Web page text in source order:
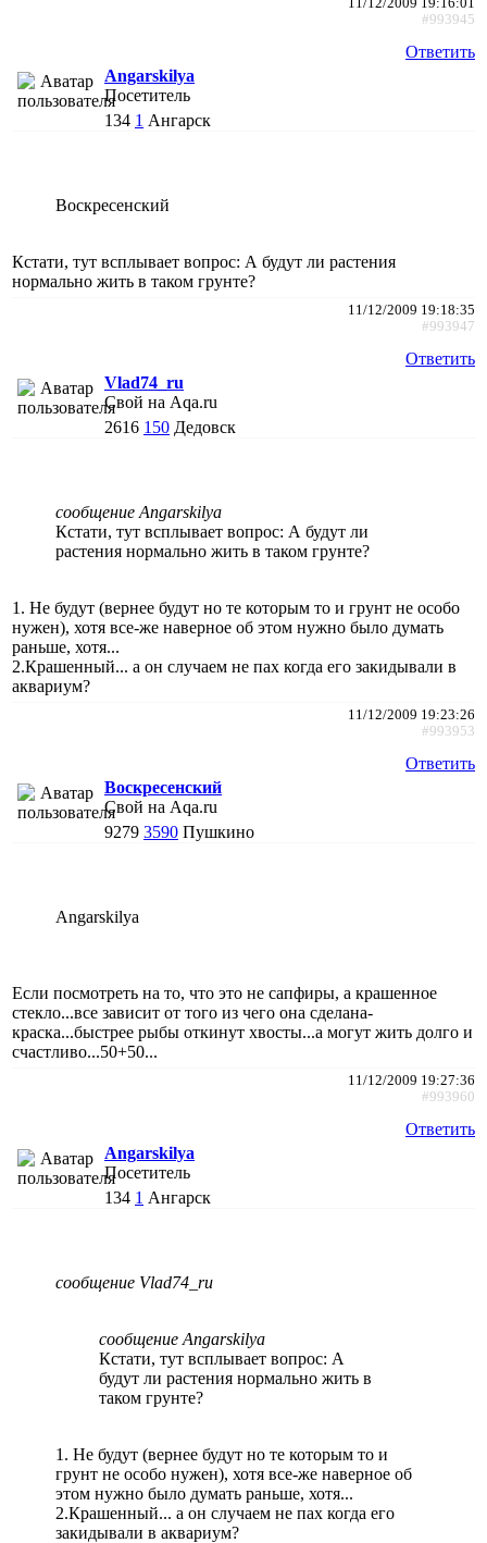
11/12/2009 19:16:01
#993945
Ответить
Angarskilya
Посетитель
134 1 Ангарск
Воскресенский
Кстати, тут всплывает вопрос: А будут ли растения
нормально жить в таком грунте?
11/12/2009 19:18:35
#993947
Ответить
Vlad74_ru
Свой на Aqa.ru
2616 150 Дедовск
сообщение Angarskilya
Кстати, тут всплывает вопрос: А будут ли
растения нормально жить в таком грунте?
1. Не будут (вернее будут но те которым то и грунт не особо
нужен), хотя все-же наверное об этом нужно было думать
раньше, хотя...
2.Крашенный... а он случаем не пах когда его закидывали в
аквариум?
11/12/2009 19:23:26
#993953
Ответить
Воскресенский
Свой на Aqa.ru
9279 3590 Пушкино
Angarskilya
Если посмотреть на то, что это не сапфиры, а крашенное
стекло...все зависит от того из чего она сделана-
краска...быстрее рыбы откинут хвосты...а могут жить долго и
счастливо...50+50...
11/12/2009 19:27:36
#993960
Ответить
Angarskilya
Посетитель
134 1 Ангарск
сообщение Vlad74_ru
сообщение Angarskilya
Кстати, тут всплывает вопрос: А
будут ли растения нормально жить в
таком грунте?
1. Не будут (вернее будут но те которым то и
грунт не особо нужен), хотя все-же наверное об
этом нужно было думать раньше, хотя...
2.Крашенный... а он случаем не пах когда его
закидывали в аквариум?